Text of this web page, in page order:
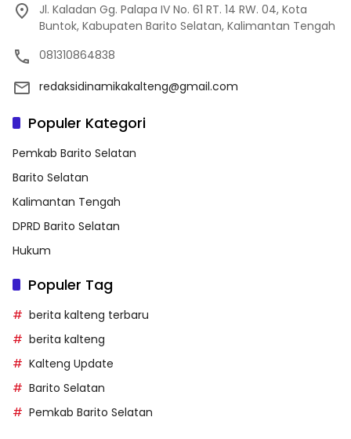
Jl. Kaladan Gg. Palapa IV No. 61 RT. 14 RW. 04, Kota
Buntok, Kabupaten Barito Selatan, Kalimantan Tengah
081310864838
redaksidinamikakalteng@gmail.com
Populer Kategori
Pemkab Barito Selatan
Barito Selatan
Kalimantan Tengah
DPRD Barito Selatan
Hukum
Populer Tag
berita kalteng terbaru
berita kalteng
Kalteng Update
Barito Selatan
Pemkab Barito Selatan